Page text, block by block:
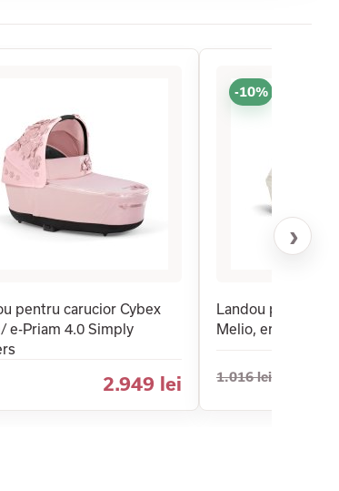
pentru carucior Cybex
e-Priam 4.0 Simply
2.949 lei
-10%
Landou pentru
Melio, ergonomic
1.016 lei
›